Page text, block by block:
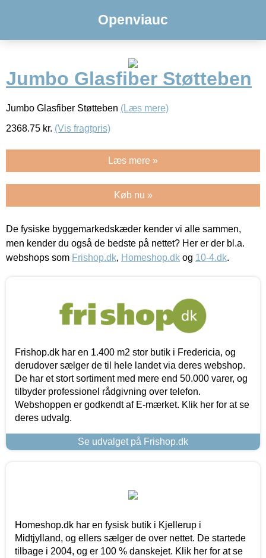
Openviauc
Jumbo Glasfiber Støtteben
Jumbo Glasfiber Støtteben (Læs mere)
2368.75 kr. (Vis fragtpris)
Læs mere »
Køb nu »
De fysiske byggemarkedskæder kender vi alle sammen,
men kender du også de bedste på nettet? Her er der bl.a.
webshops som Frishop.dk, Homeshop.dk og 10-4.dk.
Frishop.dk har en 1.400 m2 stor butik i Fredericia, og
derudover sælger de til hele landet via deres webshop.
De har et stort sortiment med mere end 50.000 varer, og
tilbyder professionel rådgivning over telefon.
Webshoppen er godkendt af E-mærket. Klik her for at se
deres udvalg.
Se udvalget på Frishop.dk
Homeshop.dk har en fysisk butik i Kjellerup i
Midtjylland, og ellers sælger de over nettet. De startede
tilbage i 2004, og er 100 % danskejet. Klik her for at se